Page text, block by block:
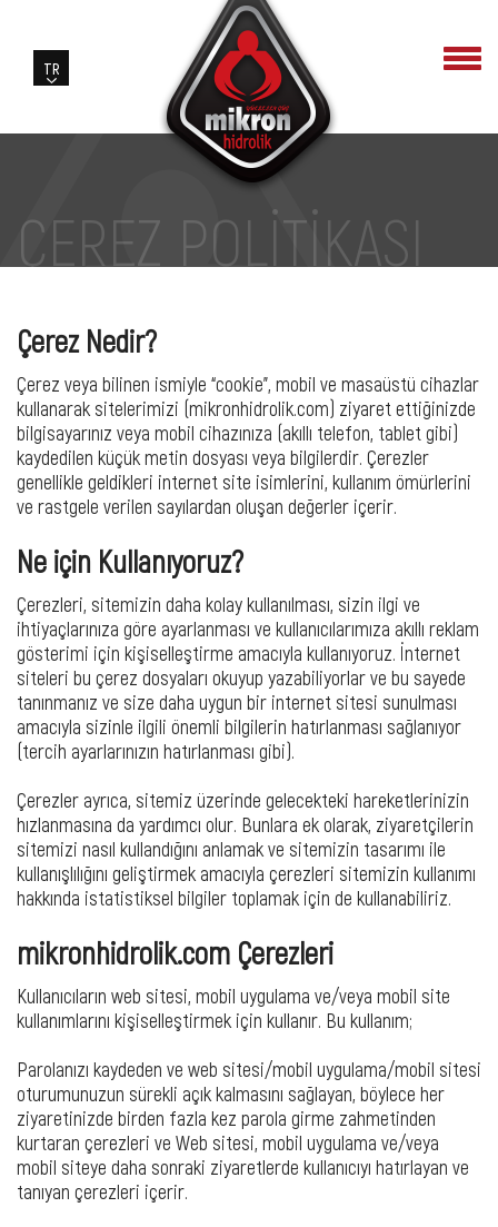
ÇEREZ POLİTİKASI
Çerez Nedir?
Çerez veya bilinen ismiyle “cookie”, mobil ve masaüstü cihazlar
kullanarak sitelerimizi (mikronhidrolik.com) ziyaret ettiğinizde
bilgisayarınız veya mobil cihazınıza (akıllı telefon, tablet gibi)
kaydedilen küçük metin dosyası veya bilgilerdir. Çerezler
genellikle geldikleri internet site isimlerini, kullanım ömürlerini
ve rastgele verilen sayılardan oluşan değerler içerir.
Ne için Kullanıyoruz?
Çerezleri, sitemizin daha kolay kullanılması, sizin ilgi ve
ihtiyaçlarınıza göre ayarlanması ve kullanıcılarımıza akıllı reklam
gösterimi için kişiselleştirme amacıyla kullanıyoruz. İnternet
siteleri bu çerez dosyaları okuyup yazabiliyorlar ve bu sayede
tanınmanız ve size daha uygun bir internet sitesi sunulması
amacıyla sizinle ilgili önemli bilgilerin hatırlanması sağlanıyor
(tercih ayarlarınızın hatırlanması gibi).
Çerezler ayrıca, sitemiz üzerinde gelecekteki hareketlerinizin
hızlanmasına da yardımcı olur. Bunlara ek olarak, ziyaretçilerin
sitemizi nasıl kullandığını anlamak ve sitemizin tasarımı ile
kullanışlılığını geliştirmek amacıyla çerezleri sitemizin kullanımı
hakkında istatistiksel bilgiler toplamak için de kullanabiliriz.
mikronhidrolik.com Çerezleri
Kullanıcıların web sitesi, mobil uygulama ve/veya mobil site
kullanımlarını kişiselleştirmek için kullanır. Bu kullanım;
Parolanızı kaydeden ve web sitesi/mobil uygulama/mobil sitesi
oturumunuzun sürekli açık kalmasını sağlayan, böylece her
ziyaretinizde birden fazla kez parola girme zahmetinden
kurtaran çerezleri ve Web sitesi, mobil uygulama ve/veya
mobil siteye daha sonraki ziyaretlerde kullanıcıyı hatırlayan ve
tanıyan çerezleri içerir.